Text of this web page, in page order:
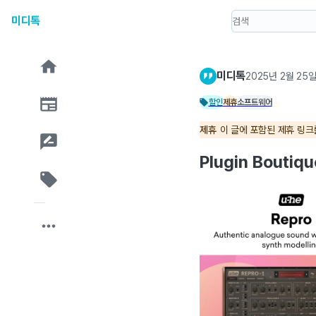
미디톡
미디톡2025년 2월 25일
할인제휴소프트웨어
제휴 이 글에 포함된 제휴 링
Plugin